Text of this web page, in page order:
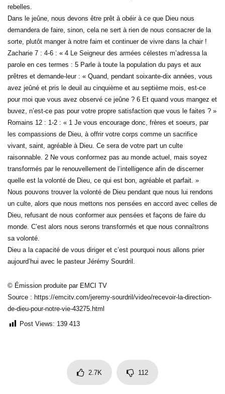
rebelles.
Dans le jeûne, nous devons être prêt à obéir à ce que Dieu nous
demandera de faire, sinon, cela ne sert à rien de nous consacrer de la
sorte, plutôt manger à notre faim et continuer de vivre dans la chair !
Zacharie 7 : 4-6 : « 4 Le Seigneur des armées célestes m’adressa la
parole en ces termes : 5 Parle à toute la population du pays et aux
prêtres et demande-leur : « Quand, pendant soixante-dix années, vous
avez jeûné et pris le deuil au cinquième et au septième mois, est-ce
pour moi que vous avez observé ce jeûne ? 6 Et quand vous mangez et
buvez, n’est-ce pas pour votre propre satisfaction que vous le faites ? »
Romains 12 : 1-2 : « 1 Je vous encourage donc, frères et soeurs, par
les compassions de Dieu, à offrir votre corps comme un sacrifice
vivant, saint, agréable à Dieu. Ce sera de votre part un culte
raisonnable. 2 Ne vous conformez pas au monde actuel, mais soyez
transformés par le renouvellement de l’intelligence afin de discerner
quelle est la volonté de Dieu, ce qui est bon, agréable et parfait. »
Nous pouvons trouver la volonté de Dieu pendant que nous lui rendons
un culte, alors que nous mettons nos pensées en accord avec celles de
Dieu, refusant de nous conformer aux pensées et façons de faire du
monde. C’est alors nous serons transformés et que nous connaîtrons
sa volonté.
Dieu a la capacité de vous diriger et c’est pourquoi nous allons prier
aujourd’hui avec le pasteur Jérémy Sourdril.
© Émission produite par EMCI TV
Source : https://emcitv.com/jeremy-sourdril/video/recevoir-la-direction-
de-dieu-pour-notre-vie-43275.html
Post Views: 139 413
2.7K 112